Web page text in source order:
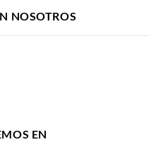
NOSOTROS
EN